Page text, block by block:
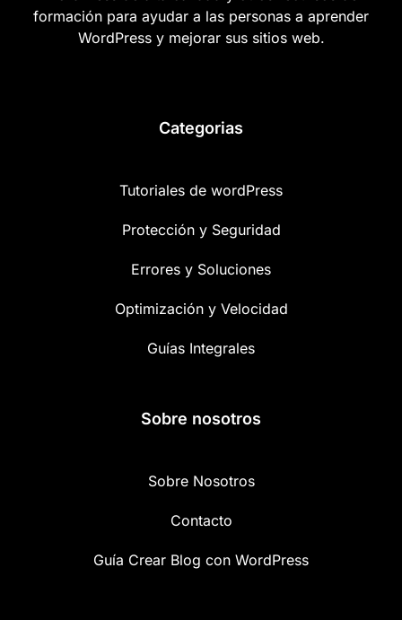
formación para ayudar a las personas a aprender
WordPress y mejorar sus sitios web.
Categorias
Tutoriales de wordPress
Protección y Seguridad
Errores y Soluciones
Optimización y Velocidad
Guías Integrales
Sobre nosotros
Sobre Nosotros
Contacto
Guía Crear Blog con WordPress